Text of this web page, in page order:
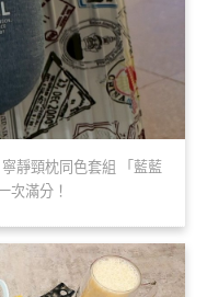
靜頸枕同色套組 「藍藍
次滿分！